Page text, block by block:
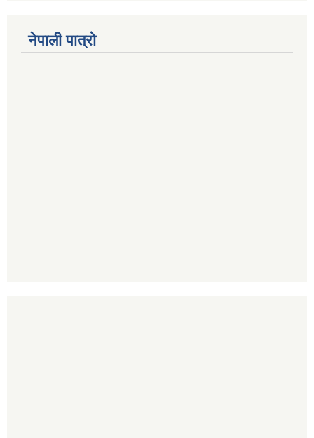
नेपाली पात्रो